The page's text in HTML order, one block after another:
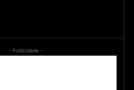
- Publicidade -